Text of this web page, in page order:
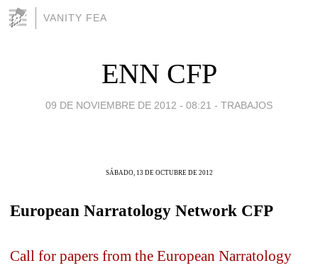
VANITY FEA
ENN CFP
09 DE NOVIEMBRE DE 2012 - 08:21 - TRABAJOS
SÁBADO, 13 DE OCTUBRE DE 2012
European Narratology Network CFP
Call for papers from the European Narratology